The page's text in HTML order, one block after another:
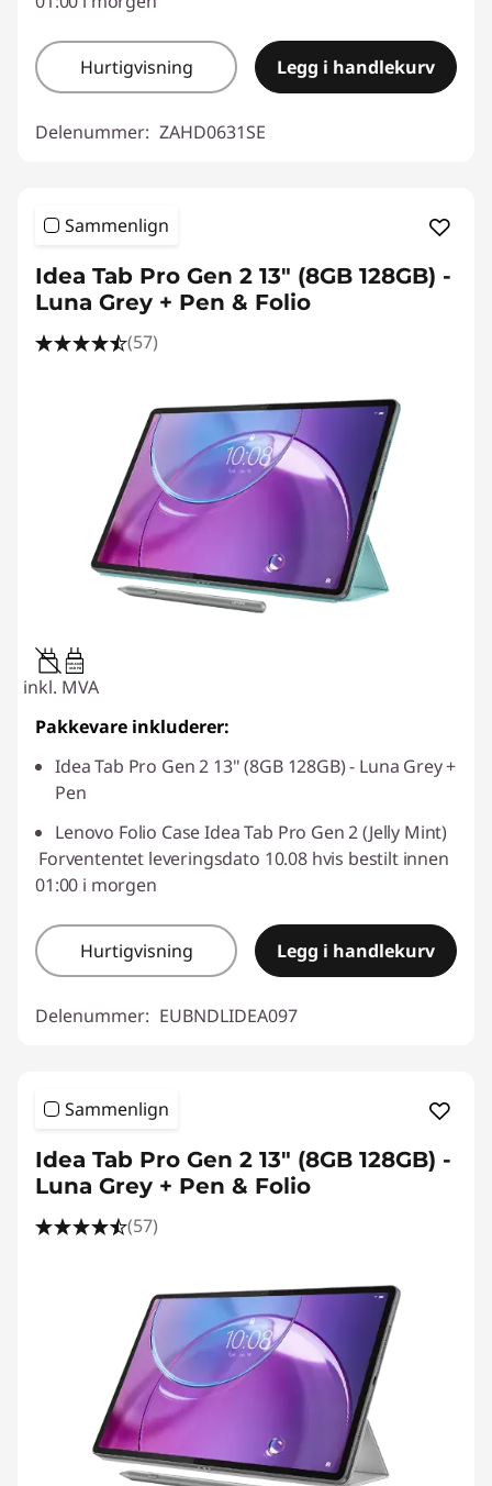
Hurtigvisning Legg i handlekurv
Delenummer: ZAHD0631SE
Sammenlign
Idea Tab Pro Gen 2 13" (8GB 128GB) -
Luna Grey + Pen & Folio
(57)
20W-60W
USB PD
inkl. MVA
Pakkevare inkluderer:
Idea Tab Pro Gen 2 13" (8GB 128GB) - Luna Grey +
Pen
Lenovo Folio Case Idea Tab Pro Gen 2 (Jelly Mint)
Forvententet leveringsdato 10.08 hvis bestilt innen
01:00 i morgen
Hurtigvisning Legg i handlekurv
Delenummer: EUBNDLIDEA097
Sammenlign
Idea Tab Pro Gen 2 13" (8GB 128GB) -
Luna Grey + Pen & Folio
(57)